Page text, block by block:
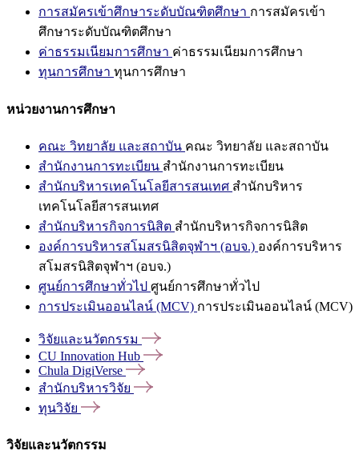
การสมัครเข้าศึกษาระดับบัณฑิตศึกษา การสมัครเข้า
ศึกษาระดับบัณฑิตศึกษา
ค่าธรรมเนียมการศึกษา ค่าธรรมเนียมการศึกษา
ทุนการศึกษา ทุนการศึกษา
หน่วยงานการศึกษา
คณะ วิทยาลัย และสถาบัน คณะ วิทยาลัย และสถาบัน
สำนักงานการทะเบียน สำนักงานการทะเบียน
สำนักบริหารเทคโนโลยีสารสนเทศ สำนักบริหาร
เทคโนโลยีสารสนเทศ
สำนักบริหารกิจการนิสิต สำนักบริหารกิจการนิสิต
องค์การบริหารสโมสรนิสิตจุฬาฯ (อบจ.) องค์การบริหาร
สโมสรนิสิตจุฬาฯ (อบจ.)
ศูนย์การศึกษาทั่วไป ศูนย์การศึกษาทั่วไป
การประเมินออนไลน์ (MCV) การประเมินออนไลน์ (MCV)
วิจัยและนวัตกรรม
CU Innovation Hub
Chula DigiVerse
สำนักบริหารวิจัย
ทุนวิจัย
วิจัยและนวัตกรรม